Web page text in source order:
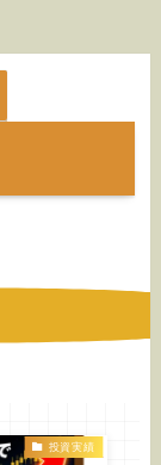
投資実績